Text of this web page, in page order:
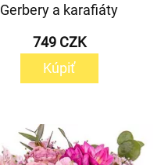
Gerbery a karafiáty
749 CZK
Kúpiť